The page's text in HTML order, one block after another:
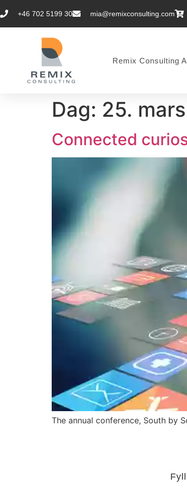
+46 702 5199 30 mia@remixconsulting.com
Remix Consulting
Dag: 25.
Connected
The annual conference, South by